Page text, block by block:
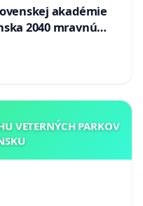
akadémie
2040 mravnú
VETERNÝCH PARKOV